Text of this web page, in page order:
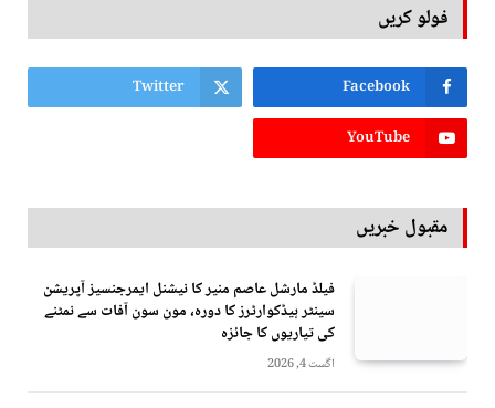
فولو کریں
Facebook
Twitter
YouTube
مقبول خبریں
فیلڈ مارشل عاصم منیر کا نیشنل ایمرجنسیز آپریشن
سینٹر ہیڈکوارٹرز کا دورہ، مون سون آفات سے نمٹنے
کی تیاریوں کا جائزہ
اگست 4, 2026